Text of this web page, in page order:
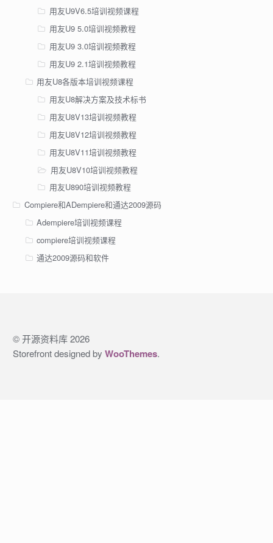
用友U9V6.5培训视频课程
用友U9 5.0培训视频教程
用友U9 3.0培训视频教程
用友U9 2.1培训视频教程
用友U8各版本培训视频课程
用友U8解决方案及技术标书
用友U8V13培训视频教程
用友U8V12培训视频教程
用友U8V11培训视频教程
用友U8V10培训视频教程
用友U890培训视频教程
Compiere和ADempiere和通达2009源码
Adempiere培训视频课程
compiere培训视频课程
通达2009源码和软件
© 开源资料库 2026
Storefront designed by WooThemes.